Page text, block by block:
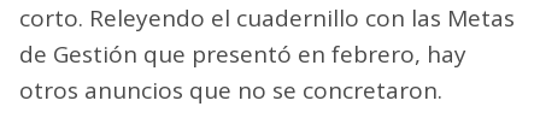
corto. Releyendo el cuadernillo con las Metas
de Gestión que presentó en febrero, hay
otros anuncios que no se concretaron.